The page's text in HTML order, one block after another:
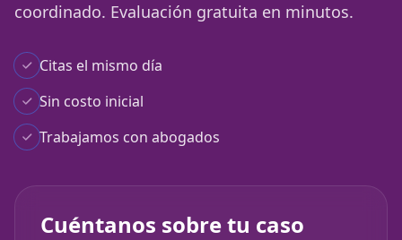
coordinado. Evaluación gratuita en minutos.
Citas el mismo día
Sin costo inicial
Trabajamos con abogados
Cuéntanos sobre tu caso